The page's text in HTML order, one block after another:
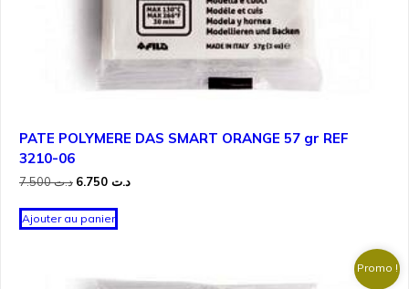
PATE POLYMERE DAS SMART ORANGE 57 gr REF
3210-06
د.ت7.500
Le
initial
était :
د.تLe
Ajouter au panier
Promo !